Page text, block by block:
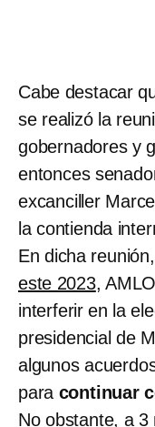
Cabe destacar
se realizó la
gobernadores y
entonces
excanciller
la contienda
En dicha
este 2023,
interferir en la
presidencial de
algunos
para continuar
No obstante, a 3